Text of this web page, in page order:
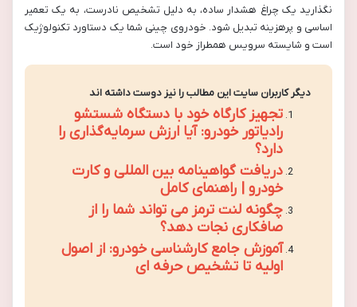
نگذارید یک چراغ هشدار ساده، به دلیل تشخیص نادرست، به یک تعمیر
اساسی و پرهزینه تبدیل شود. خودروی چینی شما یک دستاورد تکنولوژیک
است و شایسته سرویس همطراز خود است.
دیگر کاربران سایت این مطالب را نیز دوست داشته اند
تجهیز کارگاه خود با دستگاه شستشو
رادیاتور خودرو: آیا ارزش سرمایه‌گذاری را
دارد؟
دریافت گواهینامه بین المللی و کارت
خودرو | راهنمای کامل
چگونه لنت ترمز می تواند شما را از
صافکاری نجات دهد؟
آموزش جامع کارشناسی خودرو: از اصول
اولیه تا تشخیص حرفه ای